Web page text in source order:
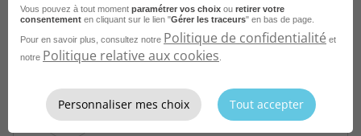
Vous pouvez à tout moment paramétrer vos choix ou retirer votre
consentement en cliquant sur le lien "Gérer les traceurs" en bas de page.
Pour en savoir plus, consultez notre Politique de confidentialité et
notre Politique relative aux cookies
Personnaliser mes choix Tout accepter